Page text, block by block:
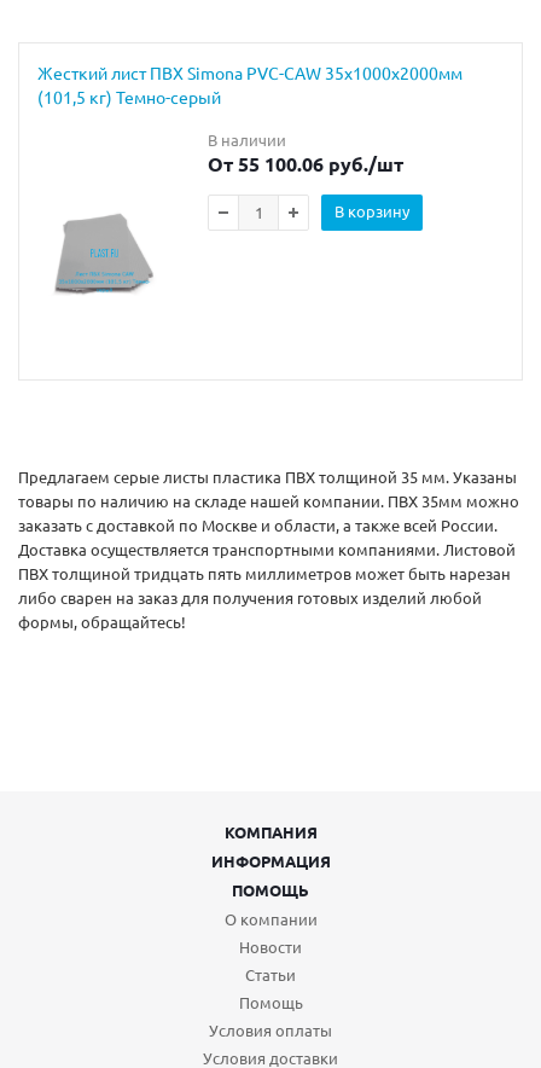
Жесткий лист ПВХ Simona PVC-CAW 35х1000х2000мм
(101,5 кг) Темно-серый
В наличии
От 55 100.06 руб./шт
В корзину
Предлагаем серые листы пластика ПВХ толщиной 35 мм. Указаны
товары по наличию на складе нашей компании. ПВХ 35мм можно
заказать с доставкой по Москве и области, а также всей России.
Доставка осуществляется транспортными компаниями. Листовой
ПВХ толщиной тридцать пять миллиметров может быть нарезан
либо сварен на заказ для получения готовых изделий любой
формы, обращайтесь!
КОМПАНИЯ
ИНФОРМАЦИЯ
ПОМОЩЬ
О компании
Новости
Статьи
Помощь
Условия оплаты
Условия доставки